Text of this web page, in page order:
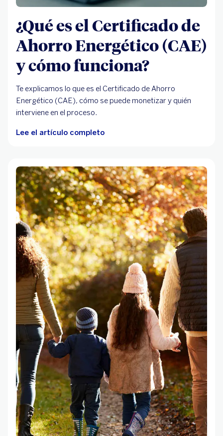
¿Qué es el Certificado de
Ahorro Energético (CAE)
y cómo funciona?
Te explicamos lo que es el Certificado de Ahorro
Energético (CAE), cómo se puede monetizar y quién
interviene en el proceso.
Lee el artículo completo